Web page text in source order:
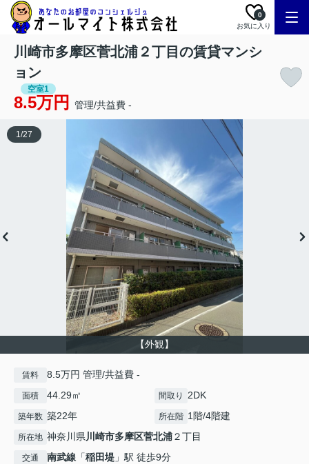
お気に入り
0
川崎市多摩区菅北浦２丁目の賃貸マンシ
ョン
空室1
8.5万円 管理/共益費 -
【外観】
1/27
賃料 8.5万円 管理/共益費 -
面積 44.29㎡ 間取り 2DK
築年数 築22年 所在階 1階/4階建
所在地 神奈川県川崎市多摩区菅北浦２丁目
交通 南武線 「稲田堤 」駅 徒歩9分